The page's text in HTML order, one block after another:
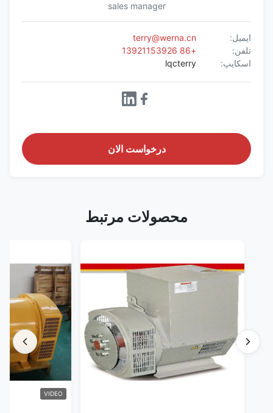
sales manager
ایمیل:
terry@werna.cn
تلفن:
+86 13921153926
اسکایپ:
lqcterry
درخواست الان
محصولات مرتبط
VIDEO